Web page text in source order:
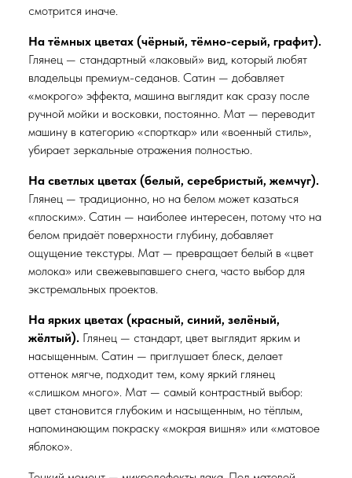
смотрится иначе.
На тёмных цветах (чёрный, тёмно-серый, графит).
Глянец — стандартный «лаковый» вид, который любят
владельцы премиум-седанов. Сатин — добавляет
«мокрого» эффекта, машина выглядит как сразу после
ручной мойки и восковки, постоянно. Мат — переводит
машину в категорию «спорткар» или «военный стиль»,
убирает зеркальные отражения полностью.
На светлых цветах (белый, серебристый, жемчуг).
Глянец — традиционно, но на белом может казаться
«плоским». Сатин — наиболее интересен, потому что на
белом придаёт поверхности глубину, добавляет
ощущение текстуры. Мат — превращает белый в «цвет
молока» или свежевыпавшего снега, часто выбор для
экстремальных проектов.
На ярких цветах (красный, синий, зелёный,
жёлтый). Глянец — стандарт, цвет выглядит ярким и
насыщенным. Сатин — приглушает блеск, делает
оттенок мягче, подходит тем, кому яркий глянец
«слишком много». Мат — самый контрастный выбор:
цвет становится глубоким и насыщенным, но тёплым,
напоминающим покраску «мокрая вишня» или «матовое
яблоко».